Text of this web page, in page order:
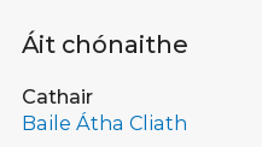
Áit chónaithe
Cathair
Baile Átha Cliath